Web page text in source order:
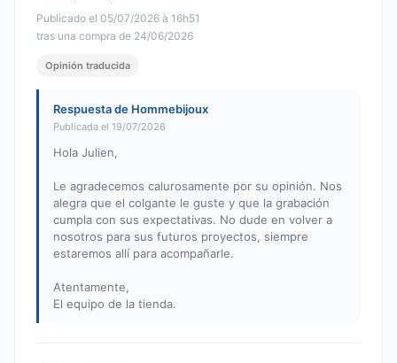
Publicado el 05/07/2026 à 16h51
tras una compra de 24/06/2026
Opinión traducida
Respuesta de Hommebijoux
Publicada el 19/07/2026
Hola Julien,
Le agradecemos calurosamente por su opinión. Nos
alegra que el colgante le guste y que la grabación
cumpla con sus expectativas. No dude en volver a
nosotros para sus futuros proyectos, siempre
estaremos allí para acompañarle.
Atentamente,
El equipo de la tienda.